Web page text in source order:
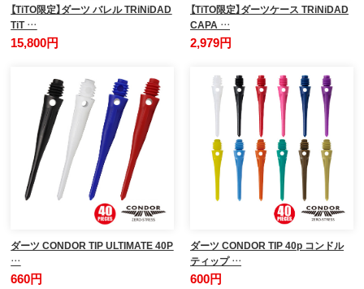
【TiTO限定】ダーツ バレル TRiNiDAD
TiT …
15,800円
【TiTO限定】ダーツケース TRiNiDAD
CAPA …
2,979円
ダーツ CONDOR TIP ULTIMATE 40P
…
660円
ダーツ CONDOR TIP 40p コンドル
ティップ …
600円